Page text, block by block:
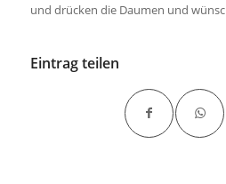
und drücken die Daumen und
Eintrag teilen